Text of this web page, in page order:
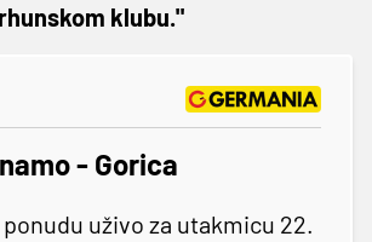
klubu."
- Gorica
uživo za utakmicu 22.